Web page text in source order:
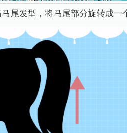
尾发型，将马尾部分旋转成一